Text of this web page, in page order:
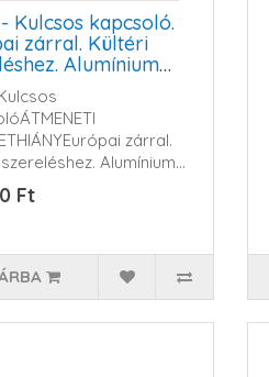
- Kulcsos kapcsoló.
zárral. Kültéri
Alumínium
zárral.
Alumínium
Ft